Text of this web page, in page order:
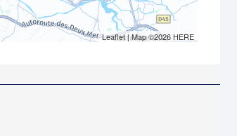
Leaflet| Map ©2026 HERE